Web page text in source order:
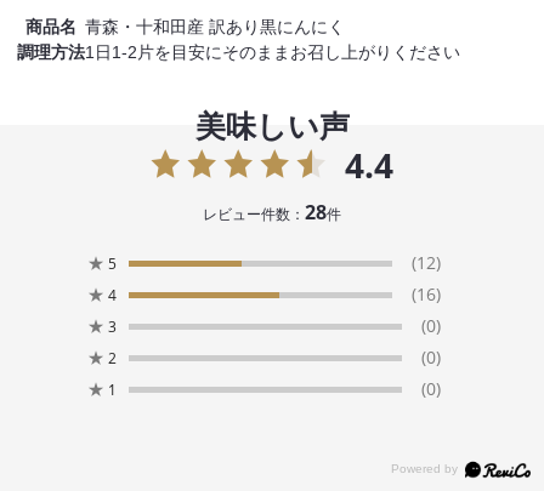
商品名 青森・十和田産 訳あり黒にんにく
調理方法1日1-2片を目安にそのままお召し上がりください
美味しい声
4.4
レビュー件数： 28件
★ 5
(12)
★ 4
(16)
★ 3
(0)
★ 2
(0)
★ 1 (0)